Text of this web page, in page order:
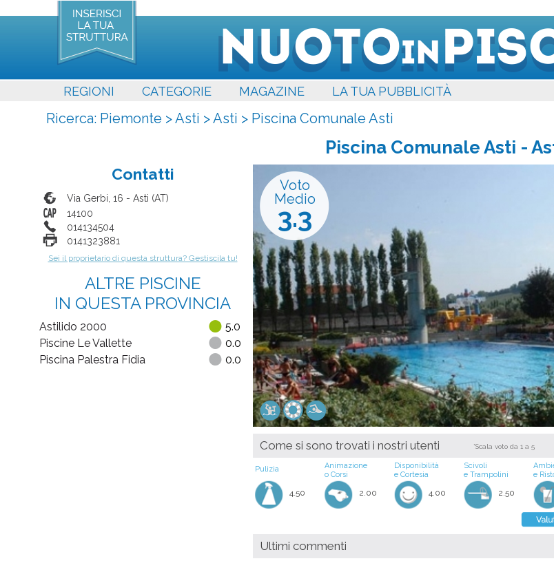
REGIONI CATEGORIE MAGAZINE LA TUA PUBBLICITÀ
Ricerca: Piemonte >Asti >Asti > Piscina Comunale Asti
Piscina Comunale Asti -
Voto
Medio
3.3
Come si sono trovati i nostri utenti *Scala voto da 1 a 5
Pulizia
4.50
Animazione
o Corsi
2.00
Disponibilità
e Cortesia
4.00
Scivoli
e Trampolini
2.50
e
Ultimi commenti
Contatti
Via Gerbi, 16 - Asti (AT)
14100
014134504
0141323881
Sei il proprietario di questa struttura? Gestiscila tu!
ALTRE PISCINE
IN QUESTA PROVINCIA
Astilido 2000
5.0
Piscine Le Vallette
0.0
Piscina Palestra Fidia
0.0